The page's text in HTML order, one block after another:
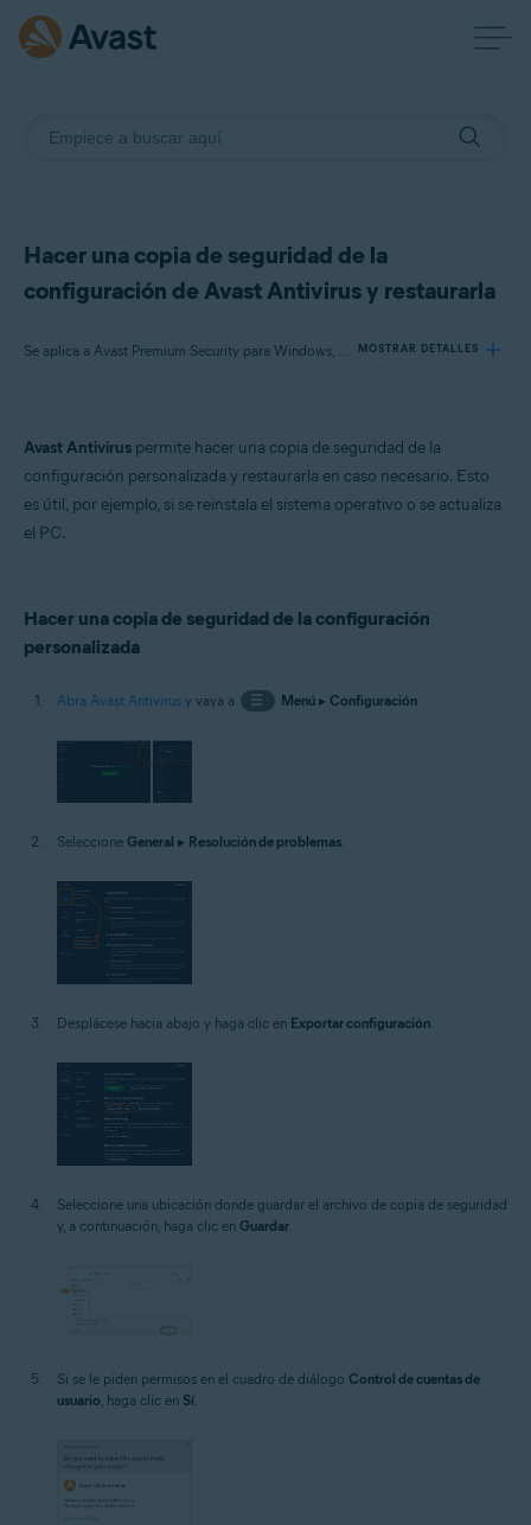
Hacer una copia de seguridad de la
configuración de Avast Antivirus y restaurarla
Se aplica a Avast Premium Security para Windows, Avast Free Antivirus para Windows MOSTRAR DETALLES
Productos:
Avast Premium Security 22.x para Windows
Sistemas operativos:
Microsoft Windows 8.1/Pro/Enterprise - 32 o 64 bits
Microsoft Windows 8/Pro/Enterprise - 32 o 64 bits
Convenient Rollup Update, 32 o 64 bits
Avast Antivirus permite hacer una copia de seguridad de la
configuración personalizada y restaurarla en caso necesario. Esto
es útil, por ejemplo, si se reinstala el sistema operativo o se actualiza
el PC.
Hacer una copia de seguridad de la configuración
personalizada
Abra Avast Antivirus y vaya a ☰ Menú▸ Configuración.
Seleccione General ▸ Resolución de problemas
Desplácese hacia abajo y haga clic en Exportar configuración
Seleccione una ubicación donde guardar el archivo de copia de seguridad
y, a continuación, haga clic en Guardar
Si se le piden permisos en el cuadro de diálogo Control de cuentas de
usuario, haga clic en Sí.